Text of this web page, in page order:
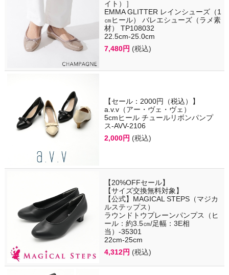
イト）］
EMMA GLITTER レインシューズ（1
㎝ヒール） バレエシューズ（ラメ素
材） TP108032
22.5cm-25.0cm
7,480円 (税込)
【セール：2000円（税込）】
a.v.v（アー・ヴェ・ヴェ）
5cmヒール チュールリボンパンプ
ス-AVV-2106
2,000円 (税込)
【20%OFFセール】
【サイズ交換無料対象】
【公式】MAGICAL STEPS（マジカ
ルステップス）
ラウンドトウプレーンパンプス（ヒ
ール：約3.5㎝/足幅：3E相
当）-35301
22cm-25cm
4,312円 (税込)